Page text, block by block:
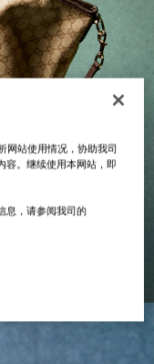
站使用情况，协助我司
容。继续使用本网站，即
息，请参阅我司的